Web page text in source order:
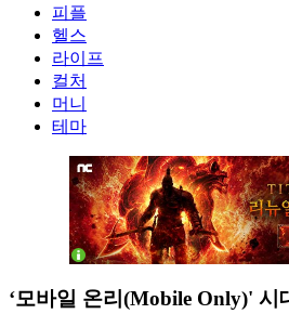
피플
헬스
라이프
컬처
머니
테마
‘모바일 온리(Mobile Only)' 시